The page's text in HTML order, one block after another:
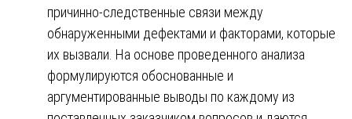
причинно-следственные связи между
обнаруженными дефектами и факторами, которые
их вызвали. На основе проведенного анализа
формулируются обоснованные и
аргументированные выводы по каждому из